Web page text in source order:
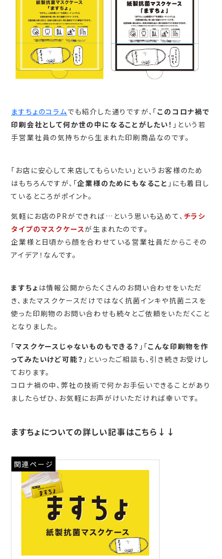
ますちょのコラムでも紹介した通りですが、「このコロナ禍で
印刷会社として何か世の中になることがしたい！ 」という若
手営業社員の気持ちから生まれた印刷商品なのです。
「お店に安心して来店してもらいたい」というお客様のため
はもちろんですが、「企業様のためにもなること 」にも着目し
ているところがポイント。
気軽にお店のPRができれば…という思いも込めて、 チラシ
タイプのマスクケースが生まれたのです。
企業様と日頃から顔を合わせている営業社員だからこその
アイデア！なんです。
ますちょ は情報公開からたくさんのお問い合わせをいただ
き、またマスクケースだけではなく抗菌インキや抗菌ニスを
使った印刷物のお問い合わせも続々とご依頼をいただくこと
となりました。
「マスクケースじゃないものもできる？ 」「こんな印刷物を作
ってみたいけど可能？ 」といったご相談も、引き続きお受けし
ております。
コロナ禍の中、弊社の技術で何かお手伝いできることがあり
ましたらぜひ、お気軽にお声がけいただければ幸いです。
ますちょについての詳しい記事はこちら↓↓
関連ページ